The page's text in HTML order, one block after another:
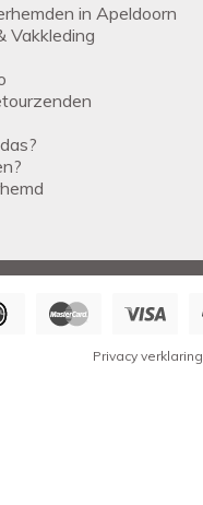
in Apeldoorn
Vakkleding
Privacy verklaring